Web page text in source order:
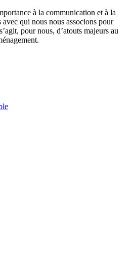
à la communication et à la
avec qui nous nous associons pour
pour nous, d’atouts majeurs au